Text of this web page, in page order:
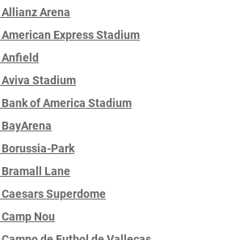
Arena
Express Stadium
Stadium
of America Stadium
Park
Lane
Superdome
Nou